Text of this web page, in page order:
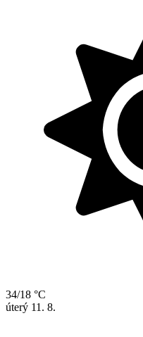
34/18 °C
úterý 11. 8.